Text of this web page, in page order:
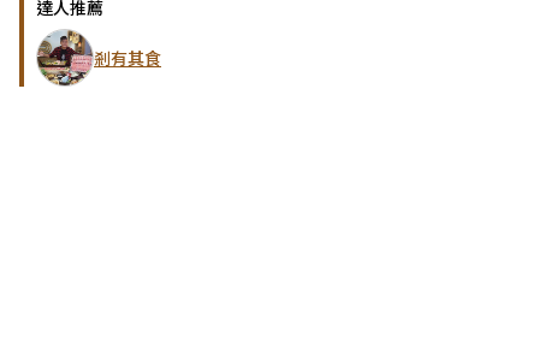
達人推薦
剎有其食